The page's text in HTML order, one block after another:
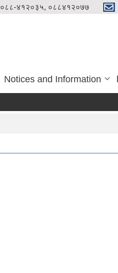
०८८-४१२०३५, ०८८४१२०७७
Notices and Information